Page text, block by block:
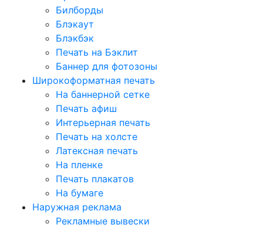
Билборды
Блэкаут
Блэкбэк
Печать на Бэклит
Баннер для фотозоны
Широкоформатная печать
На баннерной сетке
Печать афиш
Интерьерная печать
Печать на холсте
Латексная печать
На пленке
Печать плакатов
На бумаге
Наружная реклама
Рекламные вывески